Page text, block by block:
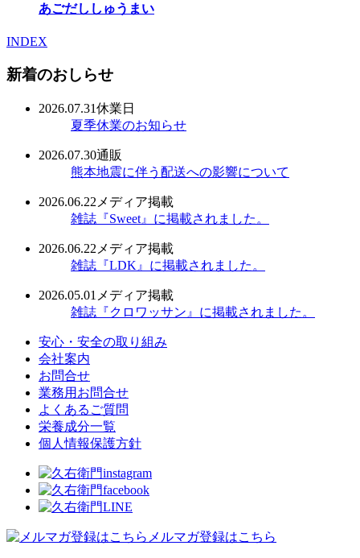
あごだししゅうまい
INDEX
新着のおしらせ
2026.07.31休業日
夏季休業のお知らせ
2026.07.30通販
熊本地震に伴う配送への影響について
2026.06.22 メディア掲載
雑誌『Sweet』に掲載されました。
2026.06.22 メディア掲載
雑誌『LDK』に掲載されました。
2026.05.01 メディア掲載
雑誌『クロワッサン』に掲載されました。
安心・安全の取り組み
会社案内
お問合せ
業務用お問合せ
よくあるご質問
栄養成分一覧
個人情報保護方針
メルマガ登録はこちら